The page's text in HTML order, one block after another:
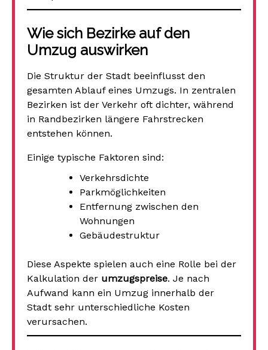
Wie sich Bezirke auf den
Umzug auswirken
Die Struktur der Stadt beeinflusst den
gesamten Ablauf eines Umzugs. In zentralen
Bezirken ist der Verkehr oft dichter, während
in Randbezirken längere Fahrstrecken
entstehen können.
Einige typische Faktoren sind:
Verkehrsdichte
Parkmöglichkeiten
Entfernung zwischen den
Wohnungen
Gebäudestruktur
Diese Aspekte spielen auch eine Rolle bei der
Kalkulation der umzugspreise. Je nach
Aufwand kann ein Umzug innerhalb der
Stadt sehr unterschiedliche Kosten
verursachen.